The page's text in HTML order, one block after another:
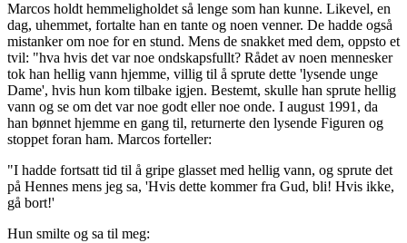
Marcos holdt hemmeligholdet så lenge som han kunne. Likevel, en
dag, uhemmet, fortalte han en tante og noen venner. De hadde også
mistanker om noe for en stund. Mens de snakket med dem, oppsto et
tvil: "hva hvis det var noe ondskapsfullt? Rådet av noen mennesker
tok han hellig vann hjemme, villig til å sprute dette 'lysende unge
Dame', hvis hun kom tilbake igjen. Bestemt, skulle han sprute hellig
vann og se om det var noe godt eller noe onde. I august 1991, da
han bønnet hjemme en gang til, returnerte den lysende Figuren og
stoppet foran ham. Marcos forteller:
"I hadde fortsatt tid til å gripe glasset med hellig vann, og sprute det
på Hennes mens jeg sa, 'Hvis dette kommer fra Gud, bli! Hvis ikke,
gå bort!'
Hun smilte og sa til meg: